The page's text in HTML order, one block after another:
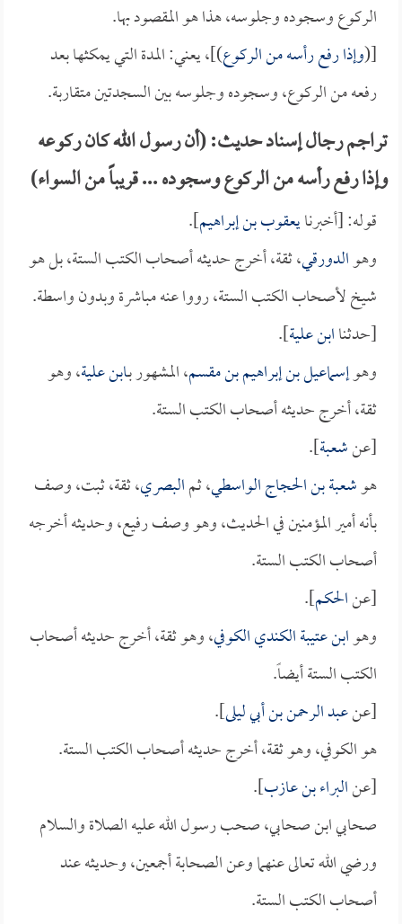
الركوع وسجوده وجلوسه، هذا هو المقصود بها.
[(وإذا رفع رأسه من الركوع)]، يعني: المدة التي يمكثها بعد
رفعه من الركوع، وسجوده وجلوسه بين السجدتين متقاربة.
تراجم رجال إسناد حديث: (أن رسول الله كان ركوعه
وإذا رفع رأسه من الركوع وسجوده ... قريباً من السواء)
قوله: [أخبرنايعقوب بن إبراهيم].
وهوالدورقي، ثقة، أخرج حديثه أصحاب الكتب الستة، بل هو
شيخ لأصحاب الكتب الستة، رووا عنه مباشرة وبدون واسطة.
[حدثناابن علية].
وهوإسماعيل بن إبراهيم بن مقسم، المشهور بـابن علية، وهو
ثقة، أخرج حديثه أصحاب الكتب الستة.
[عنشعبة].
هوشعبة بن الحجاج الواسطي، ثمالبصري، ثقة، ثبت، وصف
بأنه أمير المؤمنين في الحديث، وهو وصف رفيع، وحديثه أخرجه
أصحاب الكتب الستة.
[عنالحكم].
وهوابن عتيبة الكندي الكوفي، وهو ثقة، أخرج حديثه أصحاب
الكتب الستة أيضاً.
[عنعبد الرحمن بن أبي ليلى].
هو الكوفي، وهو ثقة، أخرج حديثه أصحاب الكتب الستة.
[عنالبراء بن عازب].
صحابي ابن صحابي، صحب رسول الله عليه الصلاة والسلام
ورضي الله تعالى عنهما وعن الصحابة أجمعين، وحديثه عند
أصحاب الكتب الستة.